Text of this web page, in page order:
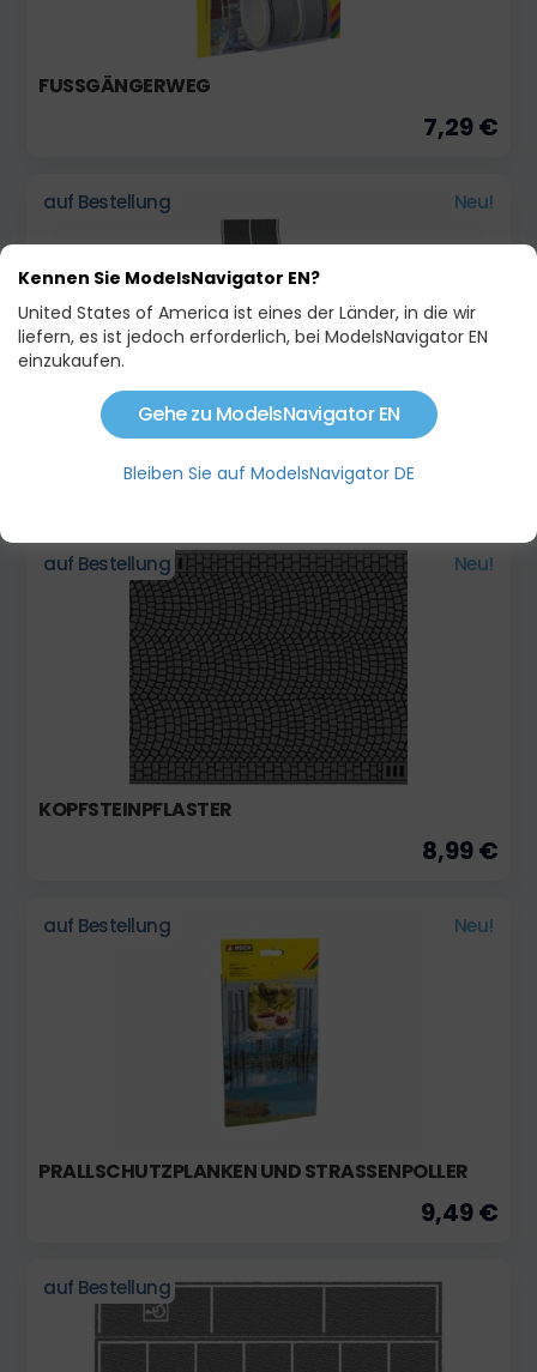
FUSSGÄNGERWEG
7,29 €
auf Bestellung Neu!
LANDSTRASSE UNIVERSALKURVE
10,49 €
auf Bestellung Neu!
KOPFSTEINPFLASTER
8,99 €
auf Bestellung Neu!
PRALLSCHUTZPLANKEN UND STRASSENPOLLER
9,49 €
auf Bestellung
Kennen Sie ModelsNavigator EN?
United States of America ist eines der Länder, in die wir
liefern, es ist jedoch erforderlich, bei ModelsNavigator EN
einzukaufen.
Gehe zu ModelsNavigator EN
Bleiben Sie auf ModelsNavigator DE